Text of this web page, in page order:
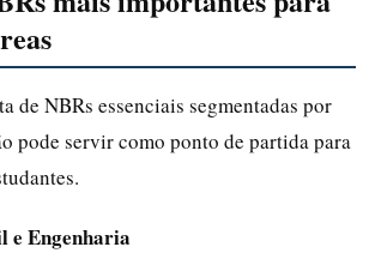
de NBRs essenciais segmentadas por
pode servir como ponto de partida para
e Engenharia